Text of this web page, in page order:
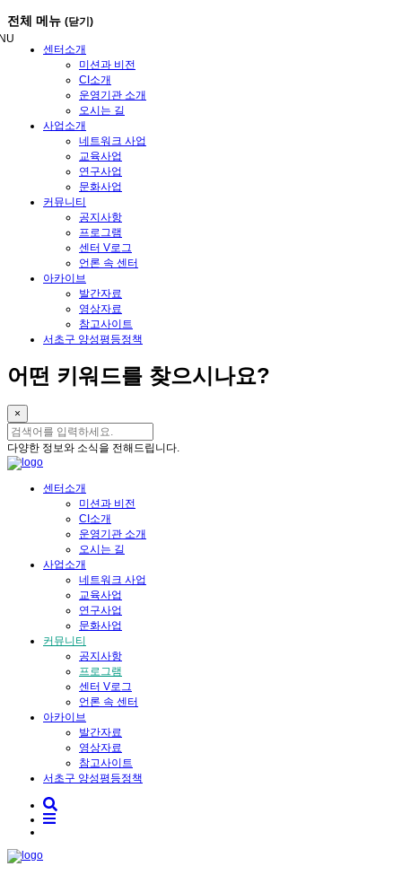
메
뉴
전체 메뉴 (닫기)
센터소개
미션과 비전
CI소개
운영기관 소개
오시는 길
사업소개
네트워크 사업
교육사업
연구사업
문화사업
커뮤니티
공지사항
프로그램
센터 V로그
언론 속 센터
아카이브
발간자료
영상자료
참고사이트
서초구 양성평등정책
어떤 키워드를 찾으시나요?
×
다양한 정보와 소식을 전해드립니다.
센터소개
미션과 비전
CI소개
운영기관 소개
오시는 길
사업소개
네트워크 사업
교육사업
연구사업
문화사업
커뮤니티
공지사항
프로그램
센터 V로그
언론 속 센터
아카이브
발간자료
영상자료
참고사이트
서초구 양성평등정책